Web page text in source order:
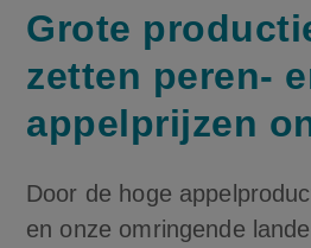
Grote
zetten peren-
appelprijzen
Door de hoge
en onze omringende